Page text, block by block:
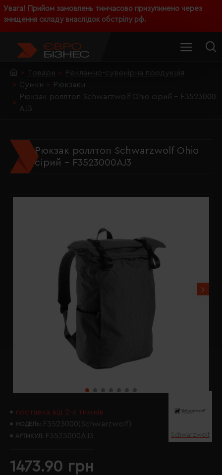
Увага! Прийом замовлень тимчасово призупинено через
знищення складу внаслідок обстрілу рф.
Товари
Рекламно-сувенірна продукція
Сумки
Рюкзаки
Рюкзак роллтоп Schwarzwolf Ohio сірий - F3523000
AJ3
Рюкзак роллтоп Schwarzwolf Ohio
сірий - F3523000AJ3
поставка від 2-х тижнів
МОДЕЛЬ: F3523000(Schwarzwolf)
АРТИКУЛ: F3523000AJ3 Schwarzwolf
1473.90 грн